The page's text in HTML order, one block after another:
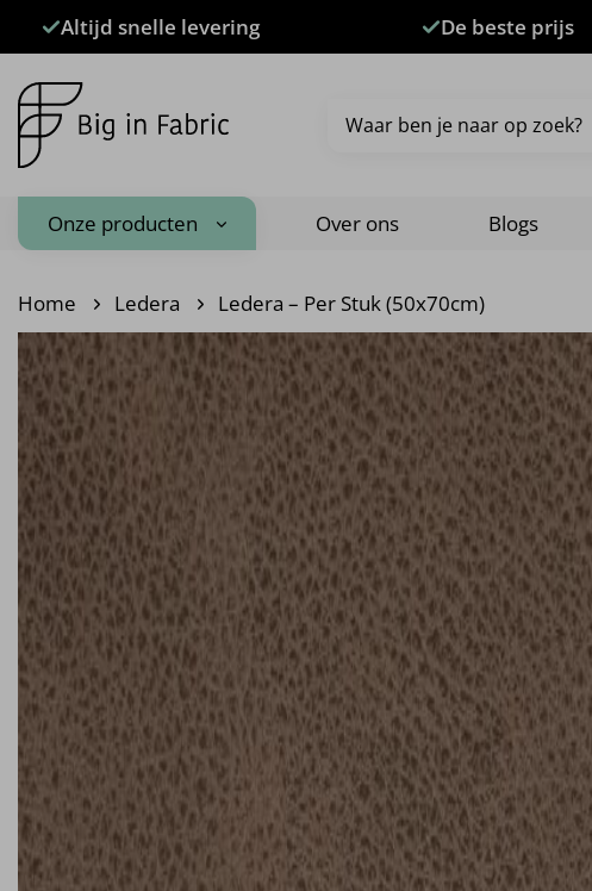
Altijd snelle levering De beste prijs
naar:
Onze producten Over ons Blogs
Home Ledera Ledera – Per Stuk (50x70cm)